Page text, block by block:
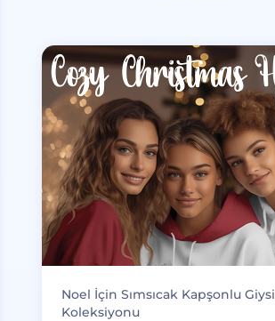
Noel İçin Sımsıcak Kapşonlu Giysi
Koleksiyonu